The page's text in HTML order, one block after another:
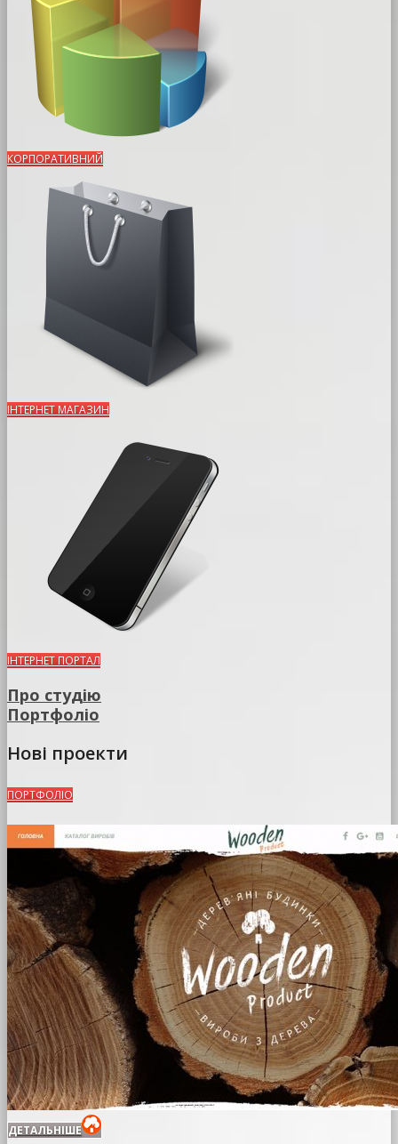
КОРПОРАТИВНИЙ
ІНТЕРНЕТ МАГАЗИН
ІНТЕРНЕТ ПОРТАЛ
Про студію
Портфоліо
Нові проекти
ПОРТФОЛІО
ДЕТАЛЬНІШЕ